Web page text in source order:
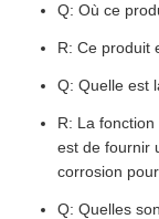
Q: Où ce
R: Ce produit
Q: Quelle est
R: La
est de fournir
corrosion
Q: Quelles